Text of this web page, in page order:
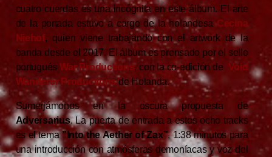
cuatro cuerdas es una incógnita en este álbum. El arte
de la portada estuvo a cargo de la holandesa Cecina
Niehof, quien viene trabajando con el artwork de la
banda desde el 2017. El álbum es prensado por el sello
portuguésWar Productions, con la co-edición de Void
Wanderer Productionsde Holanda.
Sumerjámonos en la oscura propuesta de
Adversarius. La puerta de entrada a estos ocho tracks
es el tema ”Into the Aether of Zax”, 1:38 minutos para
una introducción con atmósferas demoníacas y voz del